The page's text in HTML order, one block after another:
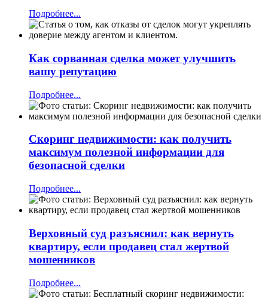
Подробнее...
Как сорванная сделка может улучшить
вашу репутацию
Подробнее...
Скоринг недвижимости: как получить
максимум полезной информации для
безопасной сделки
Подробнее...
Верховный суд разъяснил: как вернуть
квартиру, если продавец стал жертвой
мошенников
Подробнее...